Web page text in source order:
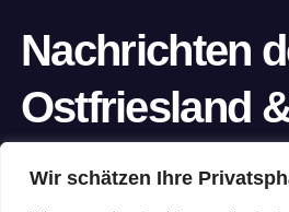
Wir schätzen Ihre
Nachrichten
Ostfriesland